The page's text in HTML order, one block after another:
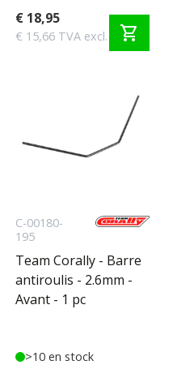
€ 18,95
€ 15,66 TVA excl. shopping_cart
C-00180-
195
Team Corally - Barre
antiroulis - 2.6mm -
Avant - 1 pc
>10 en stock